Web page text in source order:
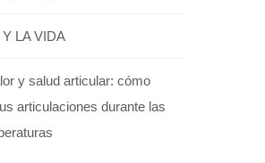
Y LA VIDA
y salud articular: cómo
articulaciones durante las